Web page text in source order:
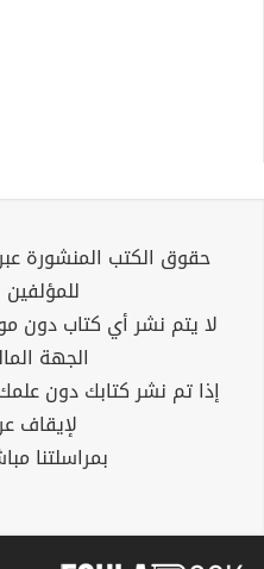
حقوق الكتب المنشورة
لا يتم نشر أي كتاب دون
الجهة
إذا تم نشر كتابك دون
لإيقاف
بمراسلتنا